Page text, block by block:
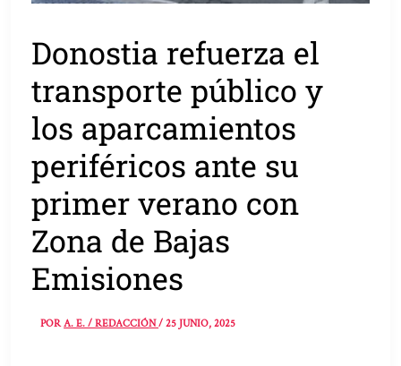
Donostia refuerza el
transporte público y
los aparcamientos
periféricos ante su
primer verano con
Zona de Bajas
Emisiones
PORA. E. / REDACCIÓN/25 JUNIO, 2025